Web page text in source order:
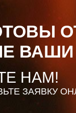
ВАШИ
НАМ!
ЗАЯВКУ